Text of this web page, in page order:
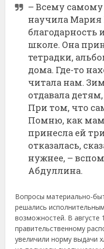
– Всему
научила Мария
благодарность
школе. Она
тетрадки,
дома. Где-то
читала нам.
отдавала
При том, что
Помню, как
принесла ей
отказалась,
нужнее, –
Абдуллина.
Вопросы материально-
решались
возможностей. В августе
правительственному
увеличили норму выдачи